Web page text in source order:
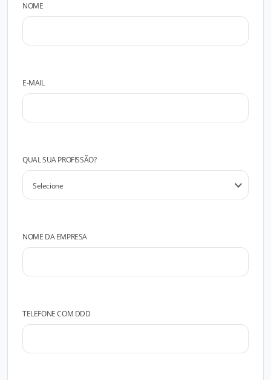
NOME
E-MAIL
QUAL SUA PROFISSÃO?
NOME DA EMPRESA
TELEFONE COM DDD